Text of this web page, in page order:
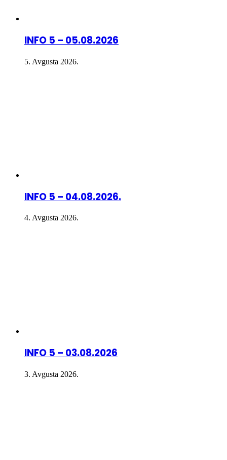
INFO 5 – 05.08.2026
5. Avgusta 2026.
INFO 5 – 04.08.2026.
4. Avgusta 2026.
INFO 5 – 03.08.2026
3. Avgusta 2026.